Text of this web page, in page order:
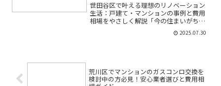
世田谷区で叶える理想のリノベーション
生活：戸建て・マンションの事例と費用
相場をやさしく解説「今の住まいがちょ
っと狭い」「古くなった家をもっと快適
にしたい」「中古マンションを購入して
2025.07.30
荒川区でマンションのガスコンロ交換を
検討中の方必見！安心業者選びと費用相